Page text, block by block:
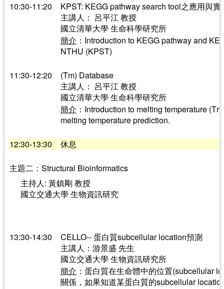
10:30-11:20
KPST: KEGG pathway search tool之應用與實
主講人： 呂平江 教授
國立清華大學 生命科學研究所
簡介 ：Introduction to KEGG pathway and
NTHU (KPST)
11:30-12:20
(Tm) Database
主講人： 呂平江 教授
國立清華大學 生命科學研究所
簡介 ：Introduction to melting temperature
melting temperature prediction.
12:30-13:30 休息
主題二：Structural Bioinformatics
主持人: 黃鎮剛 教授
國立交通大學 生物資訊研究
13:30-14:30
CELLO-- 蛋白質subcellular location預測
主講人：游景盛 先生
國立交通大學 生物資訊研究所
簡介 ：蛋白質在生命體中的位置(subcellular
關係，如果知道某蛋白質的subcellular